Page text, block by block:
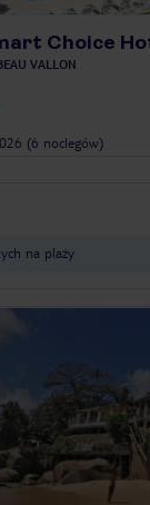
Choice
VALLON
(6 noclegów)
na plaży